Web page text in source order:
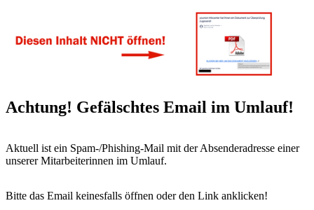
Achtung! Gefälschtes Email im Umlauf!
Aktuell ist ein Spam-/Phishing-Mail mit der Absenderadresse einer
unserer Mitarbeiterinnen im Umlauf.
Bitte das Email keinesfalls öffnen oder den Link anklicken!